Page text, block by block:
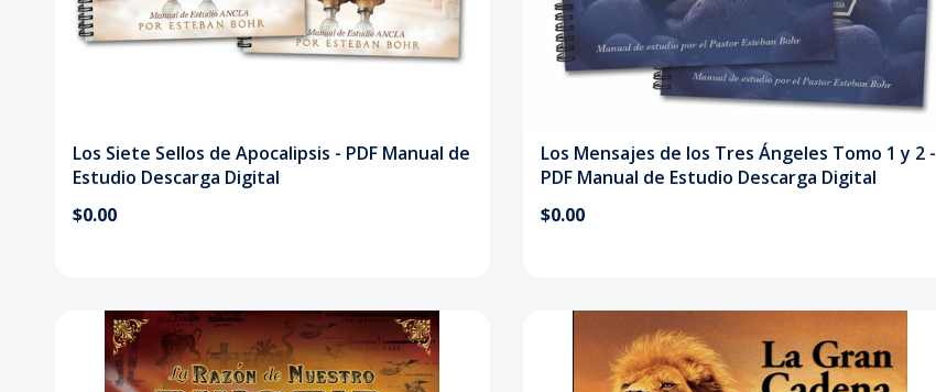
Los Siete Sellos de Apocalipsis - PDF Manual de
Estudio Descarga Digital
$0.00
Los Mensajes de los Tres Ángeles Tomo 1 y 2 -
PDF Manual de Estudio Descarga Digital
$0.00